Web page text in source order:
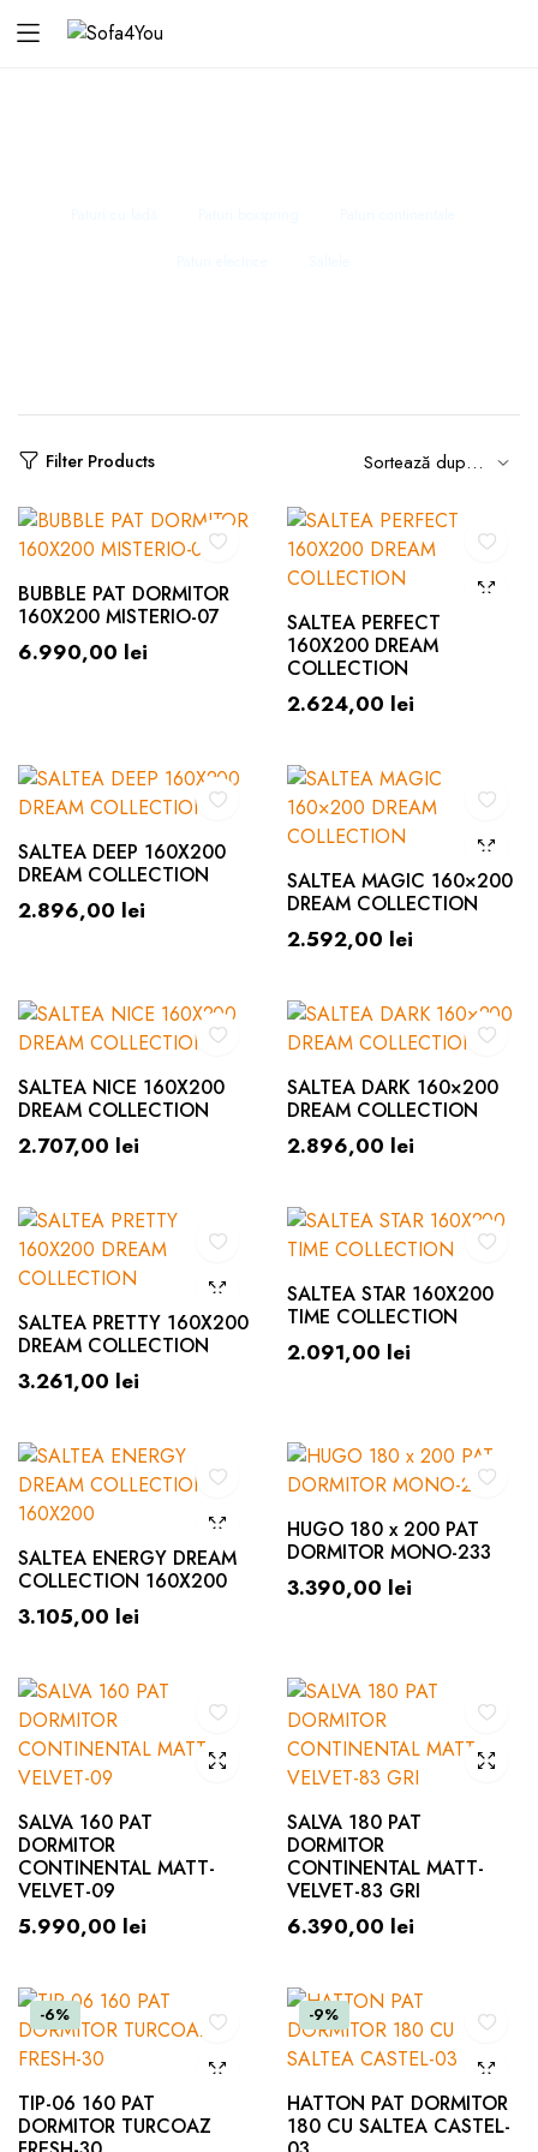
Filter Products
BUBBLE PAT DORMITOR
160X200 MISTERIO-07
6.990,00 lei
SALTEA PERFECT
160X200 DREAM
COLLECTION
2.624,00 lei
SALTEA DEEP 160X200
DREAM COLLECTION
2.896,00 lei
SALTEA MAGIC 160×200
DREAM COLLECTION
2.592,00 lei
SALTEA NICE 160X200
DREAM COLLECTION
2.707,00 lei
SALTEA DARK 160×200
DREAM COLLECTION
2.896,00 lei
SALTEA PRETTY 160X200
DREAM COLLECTION
3.261,00 lei
SALTEA STAR 160X200
TIME COLLECTION
2.091,00 lei
SALTEA ENERGY DREAM
COLLECTION 160X200
3.105,00 lei
HUGO 180 x 200 PAT
DORMITOR MONO-233
3.390,00 lei
SALVA 160 PAT
DORMITOR
CONTINENTAL MATT-
VELVET-09
5.990,00 lei
SALVA 180 PAT
DORMITOR
CONTINENTAL MATT-
VELVET-83 GRI
6.390,00 lei
-6%
TIP-06 160 PAT
DORMITOR TURCOAZ
-9%
HATTON PAT DORMITOR
180 CU SALTEA CASTEL-